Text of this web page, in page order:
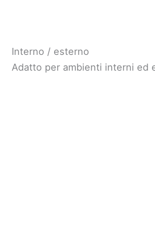
Interno / esterno
Adatto per ambienti interni ed